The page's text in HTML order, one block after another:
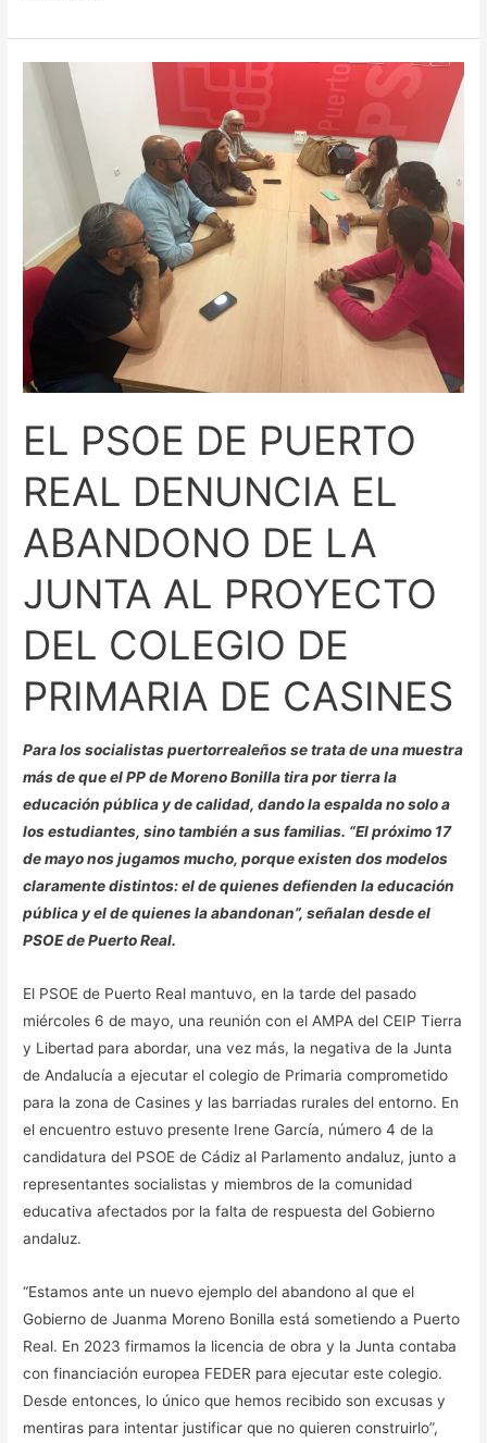
EL PSOE DE PUERTO
REAL DENUNCIA EL
ABANDONO DE LA
JUNTA AL PROYECTO
DEL COLEGIO DE
PRIMARIA DE CASINES
Para los socialistas puertorrealeños se trata de una muestra
más de que el PP de Moreno Bonilla tira por tierra la
educación pública y de calidad, dando la espalda no solo a
los estudiantes, sino también a sus familias. “El próximo 17
de mayo nos jugamos mucho, porque existen dos modelos
claramente distintos: el de quienes defienden la educación
pública y el de quienes la abandonan”, señalan desde el
PSOE de Puerto Real.
El PSOE de Puerto Real mantuvo, en la tarde del pasado
miércoles 6 de mayo, una reunión con el AMPA del CEIP Tierra
y Libertad para abordar, una vez más, la negativa de la Junta
de Andalucía a ejecutar el colegio de Primaria comprometido
para la zona de Casines y las barriadas rurales del entorno. En
el encuentro estuvo presente Irene García, número 4 de la
candidatura del PSOE de Cádiz al Parlamento andaluz, junto a
representantes socialistas y miembros de la comunidad
educativa afectados por la falta de respuesta del Gobierno
andaluz.
“Estamos ante un nuevo ejemplo del abandono al que el
Gobierno de Juanma Moreno Bonilla está sometiendo a Puerto
Real. En 2023 firmamos la licencia de obra y la Junta contaba
con financiación europea FEDER para ejecutar este colegio.
Desde entonces, lo único que hemos recibido son excusas y
mentiras para intentar justificar que no quieren construirlo”,
DENUNCIA
ABANDONO
DE
LA
JUNTA
DEL
COLEGIO
DE
PRIMARIA
DE